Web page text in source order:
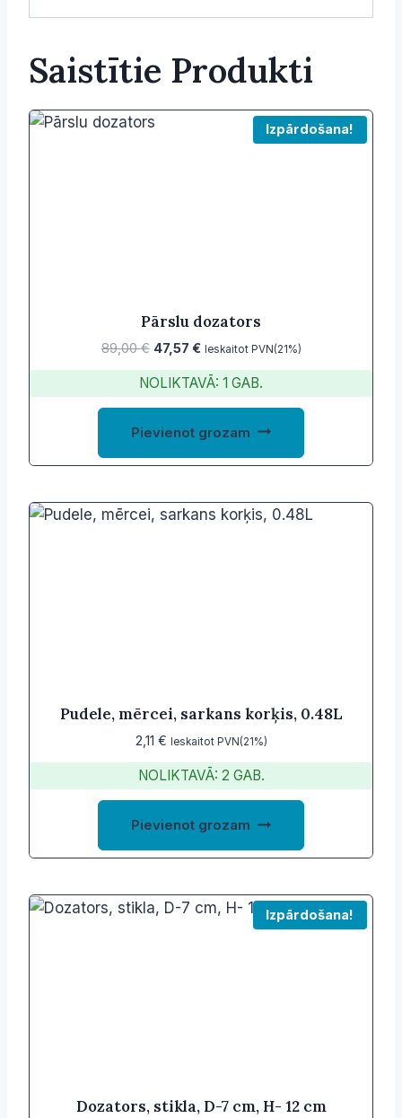
Saistītie Produkti
Izpārdošana!
Pārslu dozators
89,00€ Original
price
was:
89,00 €.
47,57 €Current
price
is:
47,57 €.
Ieskaitot PVN(21%)
NOLIKTAVĀ: 1 GAB.
Pievienot grozam
Pudele, mērcei, sarkans korķis, 0.48L
2,11 € Ieskaitot PVN(21%)
NOLIKTAVĀ: 2 GAB.
Pievienot grozam
Izpārdošana!
Dozators, stikla, D-7 cm, H- 12 cm